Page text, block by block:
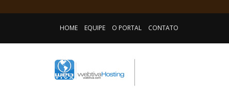
HOME EQUIPE O PORTAL CONTATO